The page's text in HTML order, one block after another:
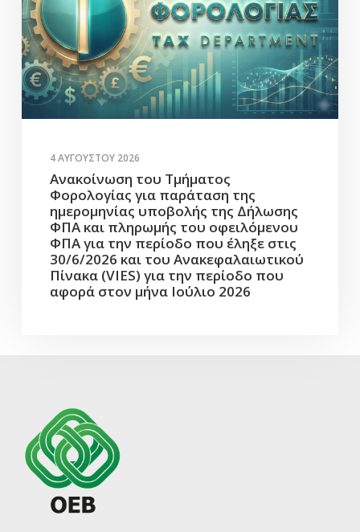
4 ΑΥΓΟΎΣΤΟΥ 2026
Ανακοίνωση του Τμήματος
Φορολογίας για παράταση της
ημερομηνίας υποβολής της Δήλωσης
ΦΠΑ και πληρωμής του οφειλόμενου
ΦΠΑ για την περίοδο που έληξε στις
30/6/2026 και του Ανακεφαλαιωτικού
Πίνακα (VIES) για την περίοδο που
αφορά στον μήνα Ιούλιο 2026